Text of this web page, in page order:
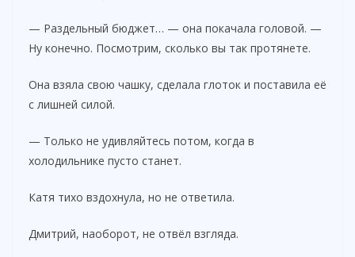
— Раздельный бюджет… — она покачала головой. —
Ну конечно. Посмотрим, сколько вы так протянете.
Она взяла свою чашку, сделала глоток и поставила её
с лишней силой.
— Только не удивляйтесь потом, когда в
холодильнике пусто станет.
Катя тихо вздохнула, но не ответила.
Дмитрий, наоборот, не отвёл взгляда.